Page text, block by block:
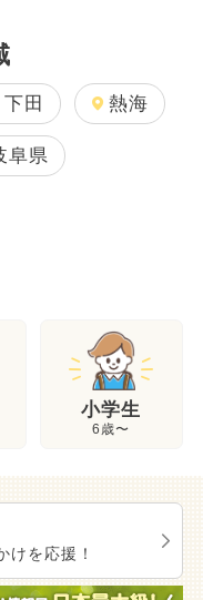
田 熱海
阜県
小学生
6歳〜
けを応援！